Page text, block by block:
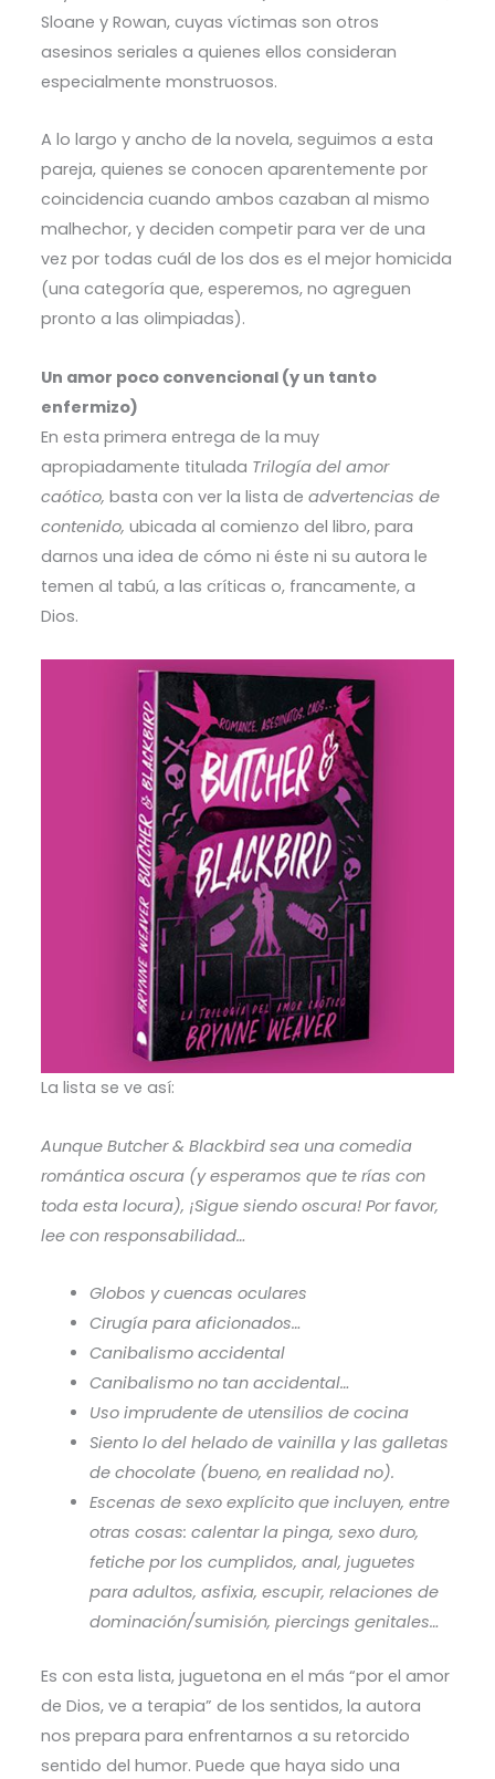
Sloane y Rowan, cuyas víctimas son otros
asesinos seriales a quienes ellos consideran
especialmente monstruosos.
A lo largo y ancho de la novela, seguimos a esta
pareja, quienes se conocen aparentemente por
coincidencia cuando ambos cazaban al mismo
malhechor, y deciden competir para ver de una
vez por todas cuál de los dos es el mejor homicida
(una categoría que, esperemos, no agreguen
pronto a las olimpiadas).
Un amor poco convencional (y un tanto
enfermizo)
En esta primera entrega de la muy
apropiadamente titulada Trilogía del amor
caótico, basta con ver la lista de advertencias de
contenido, ubicada al comienzo del libro, para
darnos una idea de cómo ni éste ni su autora le
temen al tabú, a las críticas o, francamente, a
Dios.
La lista se ve así:
Aunque Butcher & Blackbird sea una comedia
romántica oscura (y esperamos que te rías con
toda esta locura), ¡Sigue siendo oscura! Por favor,
lee con responsabilidad…
Globos y cuencas oculares
Cirugía para aficionados…
Canibalismo accidental
Canibalismo no tan accidental…
Uso imprudente de utensilios de cocina
Siento lo del helado de vainilla y las galletas
de chocolate (bueno, en realidad no).
Escenas de sexo explícito que incluyen, entre
otras cosas: calentar la pinga, sexo duro,
fetiche por los cumplidos, anal, juguetes
para adultos, asfixia, escupir, relaciones de
dominación/sumisión, piercings genitales…
Es con esta lista, juguetona en el más “por el amor
de Dios, ve a terapia” de los sentidos, la autora
nos prepara para enfrentarnos a su retorcido
sentido del humor. Puede que haya sido una